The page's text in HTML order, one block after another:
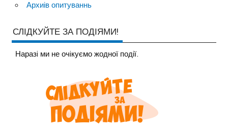
Архиів опитуваннь
СЛІДКУЙТЕ ЗА ПОДІЯМИ!
Наразi ми не очiкуємо жодної події.